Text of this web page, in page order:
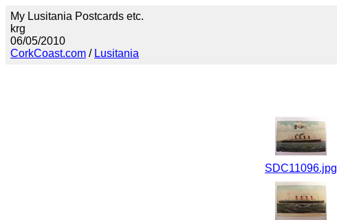
My Lusitania Postcards etc.
krg
06/05/2010
CorkCoast.com / Lusitania
SDC11096.jpg